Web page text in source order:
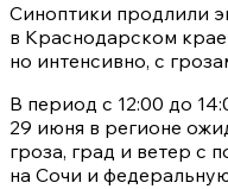
Синоптики продлили
в Краснодарском
но интенсивно, с
В период с 12:00 до
29 июня в регионе
гроза, град и ветер с
на Сочи и